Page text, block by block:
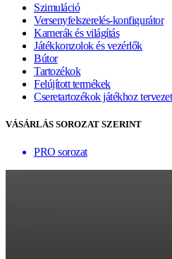
Szimuláció
Versenyfelszerelés-konfigurátor
Kamerák és világítás
Játékkonzolok és vezérlők
Bútor
Tartozékok
Felújított termékek
Cseretartozékok játékhoz
VÁSÁRLÁS SOROZAT SZERINT
PRO sorozat